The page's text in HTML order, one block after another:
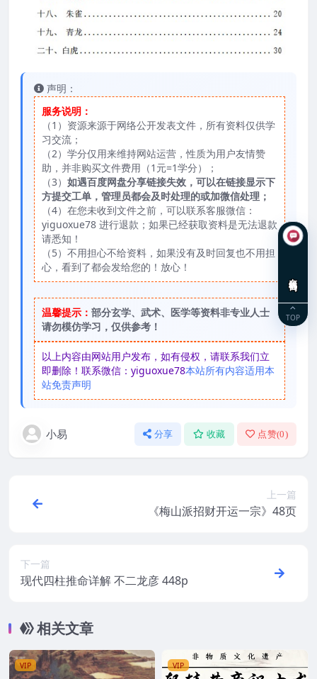
声明：
服务说明：
（1）资源来源于网络公开发表文件，所有资料仅供学
习交流；
（2）学分仅用来维持网站运营，性质为用户友情赞
助，并非购买文件费用（1元=1学分）；
（3） 如遇百度网盘分享链接失效，可以在链接显示下
方提交工单，管理员都会及时处理的或加微信处理；
（4）在您未收到文件之前，可以联系客服微信：
yiguoxue78 进行退款；如果已经获取资料是无法退款
请悉知！
（5）不用担心不给资料，如果没有及时回复也不用担
心，看到了都会发给您的！放心！
温馨提示： 部分玄学、武术、医学等资料非专业人士
请勿模仿学习，仅供参考！
以上内容由网站用户发布，如有侵权，请联系我们立
即删除！联系微信：yiguoxue78本站所有内容适用本
站免责声明
小易 分享 收藏 点赞(0)
上一篇
《梅山派招财开运一宗》48页
下一篇
现代四柱推命详解 不二龙彦 448p
相关文章
VIP VIP
TOP